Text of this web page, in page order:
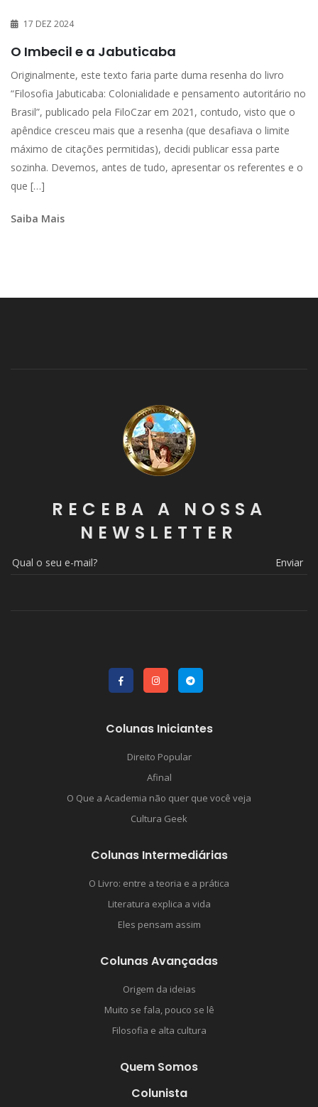
17 DEZ 2024
O Imbecil e a Jabuticaba
Originalmente, este texto faria parte duma resenha do livro
“Filosofia Jabuticaba: Colonialidade e pensamento autoritário no
Brasil”, publicado pela FiloCzar em 2021, contudo, visto que o
apêndice cresceu mais que a resenha (que desafiava o limite
máximo de citações permitidas), decidi publicar essa parte
sozinha. Devemos, antes de tudo, apresentar os referentes e o
que […]
Saiba Mais
RECEBA A NOSSA
NEWSLETTER
Enviar
Colunas Iniciantes
Direito Popular
Afinal
O Que a Academia não quer que você veja
Cultura Geek
Colunas Intermediárias
O Livro: entre a teoria e a prática
Literatura explica a vida
Eles pensam assim
Colunas Avançadas
Origem da ideias
Muito se fala, pouco se lê
Filosofia e alta cultura
Quem Somos
Colunista